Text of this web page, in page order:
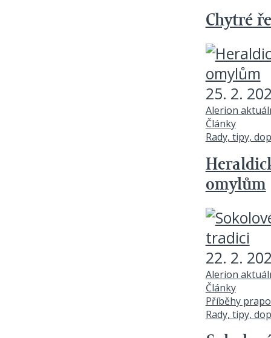
Chytré
25. 2.
Alerion
Články
Rady, tipy,
omylům
22. 2.
Alerion
Články
Příběhy
Rady, tipy,